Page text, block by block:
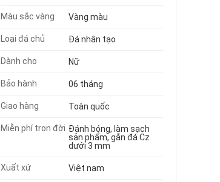
Màu sắc vàng Vàng màu
Loại đá chủ Đá nhân tạo
Dành cho Nữ
Bảo hành 06 tháng
Giao hàng Toàn quốc
Miễn phí trọn đời Đánh bóng, làm sạch
sản phẩm, gắn đá Cz
dưới 3 mm
Xuất xứ Việt nam